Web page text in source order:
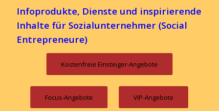
Infoprodukte, Dienste und inspirierende
Inhalte für Sozialunternehmer (Social
Entrepreneure)
Kostenfreie Einsteiger-Angebote
Focus-Angebote VIP-Angebote